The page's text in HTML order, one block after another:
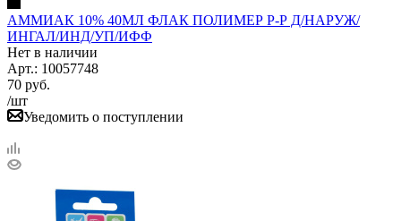
АММИАК 10% 40МЛ ФЛАК ПОЛИМЕР Р-Р Д/НАРУЖ/
ИНГАЛ/ИНД/УП/ИФФ
Нет в наличии
Арт.: 10057748
70 руб.
/шт
Уведомить о поступлении